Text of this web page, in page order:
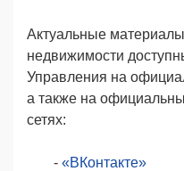
Актуальные
недвижимости
Управления на
а также на
сетях:
- «ВКонтакте»